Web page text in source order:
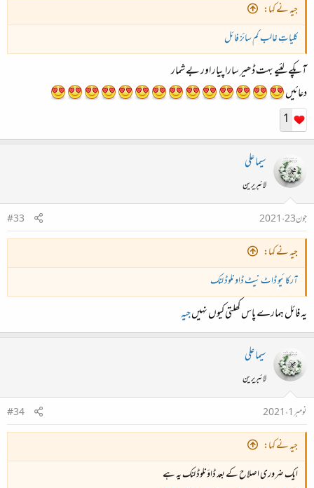
جیہ نے کہا:
کلیاتِ غالب کم سائز فائل
آپکے لئیے بہت ڈھیر سارا پیار اور بے شمار
دعائیں
1
سیما علی
لائبریرین
جون 23، 2021
#33
جیہ نے کہا:
آرکائیو ڈاٹ نیٹ ڈاونلوڈ لنک
یہ فائل ہمارے پاس کھلتی کیوں نہیںجیہ
سیما علی
لائبریرین
نومبر 1، 2021
#34
جیہ نے کہا:
ایک ضروری اصلاح کے بعد ڈاؤنلوڈ لنک یہ ہے